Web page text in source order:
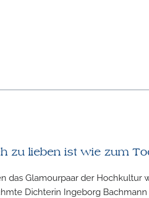
zu lieben ist wie zum
das Glamourpaar der Hochkultur
Dichterin Ingeborg